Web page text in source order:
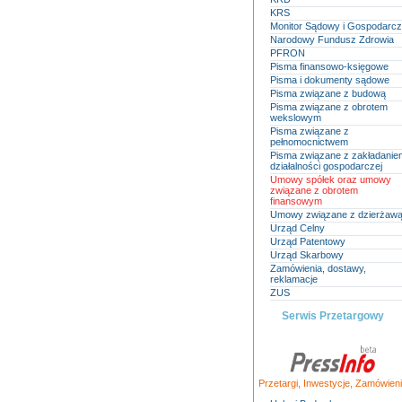
KRS
Monitor Sądowy i
Narodowy Fundusz Zdrowia
PFRON
Pisma finansowo-księgowe
Pisma i dokumenty sądowe
Pisma związane z budową
Pisma związane z obrotem
wekslowym
Pisma związane z
pełnomocnictwem
Pisma związane z
działalności gospodarczej
Umowy spółek oraz umowy
związane z obrotem
finansowym
Umowy związane z dzierżawą
Urząd Celny
Urząd Patentowy
Urząd Skarbowy
Zamówienia, dostawy,
reklamacje
ZUS
Serwis Przetargowy
Przetargi, Inwestycje,